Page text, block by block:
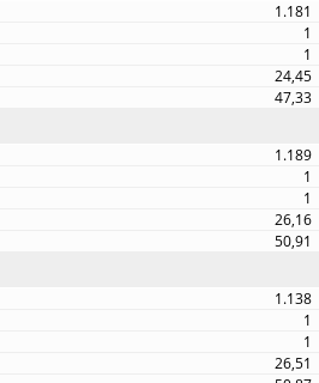
1.181
1
1
24,45
47,33
1.189
1
1
26,16
50,91
1.138
1
1
26,51